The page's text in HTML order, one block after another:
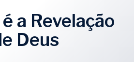
a Revelação
Deus